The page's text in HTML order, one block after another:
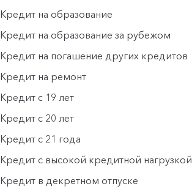
Кредит на образование
Кредит на образование за рубежом
Кредит на погашение других кредитов
Кредит на ремонт
Кредит с 19 лет
Кредит с 20 лет
Кредит с 21 года
Кредит с высокой кредитной нагрузкой
Кредит в декретном отпуске